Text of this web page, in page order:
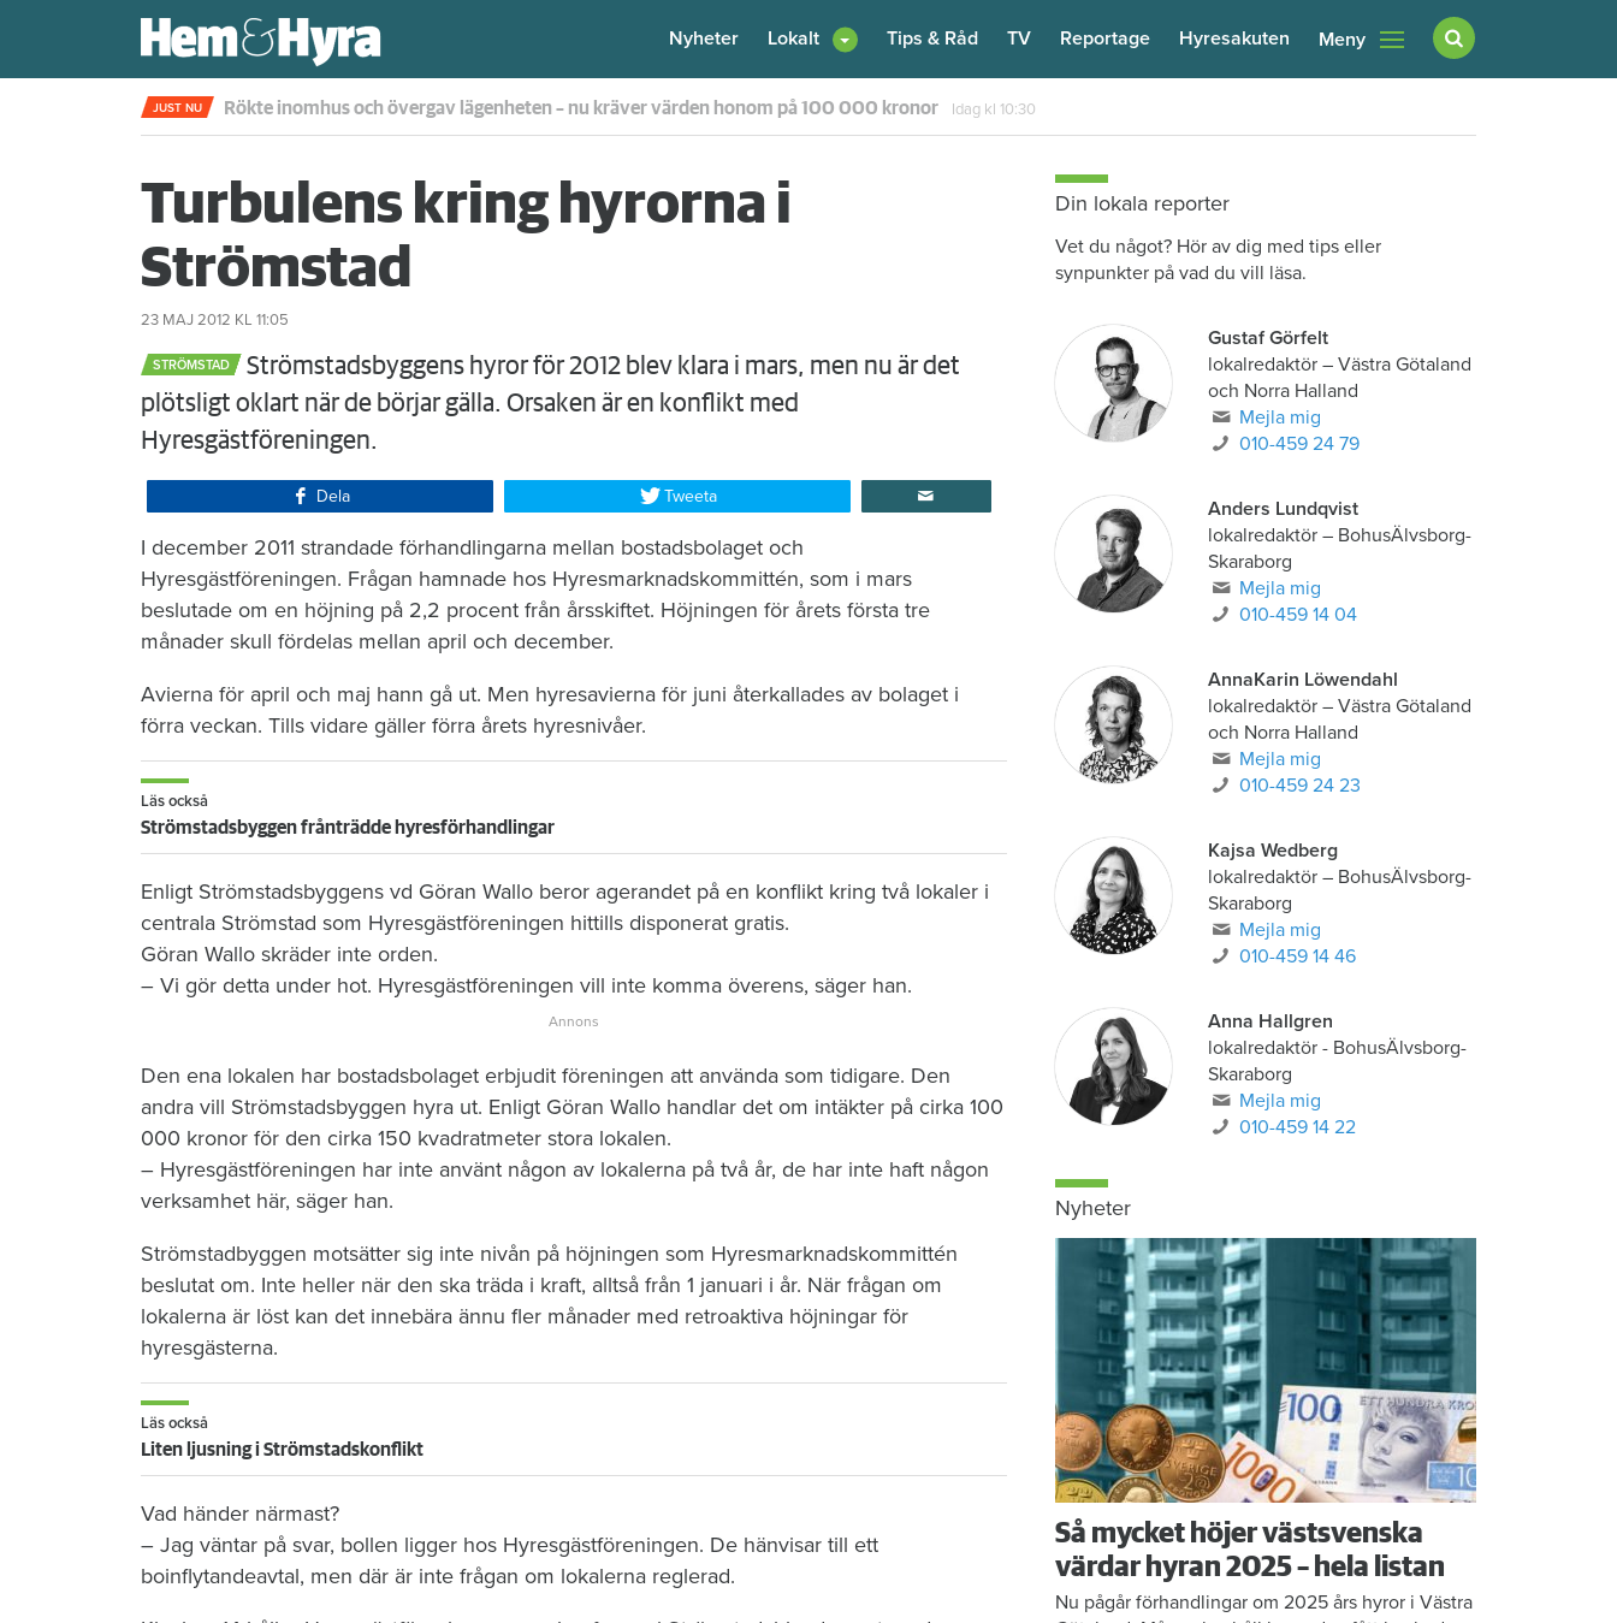
Nyheter Lokalt Tips & Råd TV Reportage Hyresakuten Meny
JUST NU Rökte inomhus och övergav lägenheten – nu kräver värden honom på 100 000 kronor Idag kl 10:30
Turbulens kring hyrorna i
Strömstad
23 MAJ 2012 KL 11:05
STRÖMSTAD
Strömstadsbyggens hyror för 2012 blev klara i mars, men nu är det
plötsligt oklart när de börjar gälla. Orsaken är en konflikt med
Hyresgästföreningen.
Dela Tweeta
I december 2011 strandade förhandlingarna mellan bostadsbolaget och
Hyresgästföreningen. Frågan hamnade hos Hyresmarknadskommittén, som i mars
beslutade om en höjning på 2,2 procent från årsskiftet. Höjningen för årets första tre
månader skull fördelas mellan april och december.
Avierna för april och maj hann gå ut. Men hyresavierna för juni återkallades av bolaget i
förra veckan. Tills vidare gäller förra årets hyresnivåer.
Läs också
Strömstadsbyggen frånträdde hyresförhandlingar
Enligt Strömstadsbyggens vd Göran Wallo beror agerandet på en konflikt kring två lokaler i
centrala Strömstad som Hyresgästföreningen hittills disponerat gratis.
Göran Wallo skräder inte orden.
– Vi gör detta under hot. Hyresgästföreningen vill inte komma överens, säger han.
Den ena lokalen har bostadsbolaget erbjudit föreningen att använda som tidigare. Den
andra vill Strömstadsbyggen hyra ut. Enligt Göran Wallo handlar det om intäkter på cirka 100
000 kronor för den cirka 150 kvadratmeter stora lokalen.
– Hyresgästföreningen har inte använt någon av lokalerna på två år, de har inte haft någon
verksamhet här, säger han.
Strömstadbyggen motsätter sig inte nivån på höjningen som Hyresmarknadskommittén
beslutat om. Inte heller när den ska träda i kraft, alltså från 1 januari i år. När frågan om
lokalerna är löst kan det innebära ännu fler månader med retroaktiva höjningar för
hyresgästerna.
Läs också
Liten ljusning i Strömstadskonflikt
Vad händer närmast?
– Jag väntar på svar, bollen ligger hos Hyresgästföreningen. De hänvisar till ett
boinflytandeavtal, men där är inte frågan om lokalerna reglerad.
Din lokala reporter
Vet du något? Hör av dig med tips eller
synpunkter på vad du vill läsa.
Gustaf Görfelt
lokalredaktör– Västra Götaland
och Norra Halland
Mejla mig
010-459 24 79
Anders Lundqvist
lokalredaktör– BohusÄlvsborg-
Skaraborg
Mejla mig
010-459 14 04
AnnaKarin Löwendahl
lokalredaktör– Västra Götaland
och Norra Halland
Mejla mig
010-459 24 23
Kajsa Wedberg
lokalredaktör– BohusÄlvsborg-
Skaraborg
Mejla mig
010-459 14 46
Anna Hallgren
lokalredaktör - BohusÄlvsborg-
Skaraborg
Mejla mig
010-459 14 22
Nyheter
Så mycket höjer västsvenska
värdar hyran 2025 – hela listan
Nu pågår förhandlingar om 2025 års hyror i Västra